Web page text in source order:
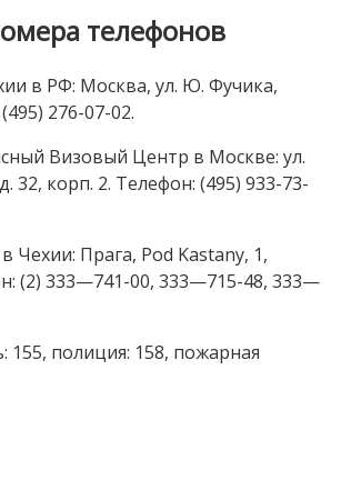
телефонов
в РФ: Москва, ул. Ю. Фучика,
276-07-02.
Визовый Центр в Москве: ул.
32, корп. 2. Телефон: (495) 933-73-
Чехии: Прага, Pod Kastany, 1,
(2) 333—741-00, 333—715-48, 333—
полиция: 158, пожарная